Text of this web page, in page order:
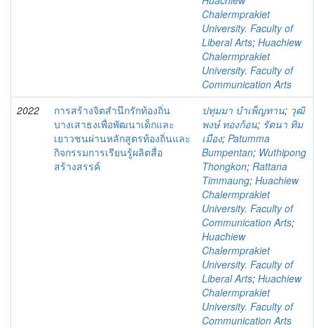
Chalermprakiet
University. Faculty of
Liberal Arts; Huachiew
Chalermprakiet
University. Faculty of
Communication Arts
2022
การสร้างจิตสำนึกรักท้องถิ่น
บางเสาธงเพื่อพัฒนาเด็กและ
เยาวชนผ่านหลักสูตรท้องถิ่นและ
กิจกรรมการเรียนรู้ผลิตสื่อ
สร้างสรรค์
ปทุมมา บำเพ็ญทาน; วุฒิ
พงษ์ ทองก้อน; รัตนา ทิม
เมือง; Patumma
Bumpentan; Wuthipong
Thongkon; Rattana
Timmaung; Huachiew
Chalermprakiet
University. Faculty of
Communication Arts;
Huachiew
Chalermprakiet
University. Faculty of
Liberal Arts; Huachiew
Chalermprakiet
University. Faculty of
Communication Arts